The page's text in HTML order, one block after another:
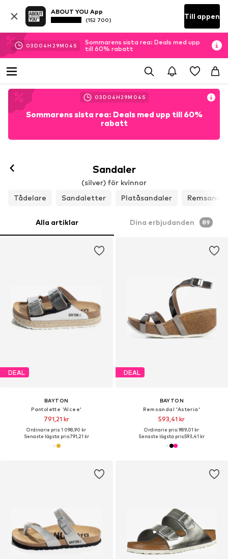
ABOUT YOU App
(152 700) Till appen
03D 04H 29M 02 S
Sommarens sista rea: Deals med upp
till 60% rabatt
03D 04H 29M 02 S
Sommarens sista rea: Deals med upp till 60%
rabatt
Sandaler
(silver) för kvinnor
Tådelare
Sandaletter Platåsandaler
Alla artiklar Dina erbjudanden 89
DEAL
BAYTON
Pantolette 'Alcee'
791,21 kr
Ordinarie pris: 1 098,90 kr
Senaste lägsta pris:791,21 kr
DEAL
BAYTON
Remsandal 'Asteria'
593,41 kr
Ordinarie pris: 989,01 kr
Senaste lägsta pris:593,41 kr